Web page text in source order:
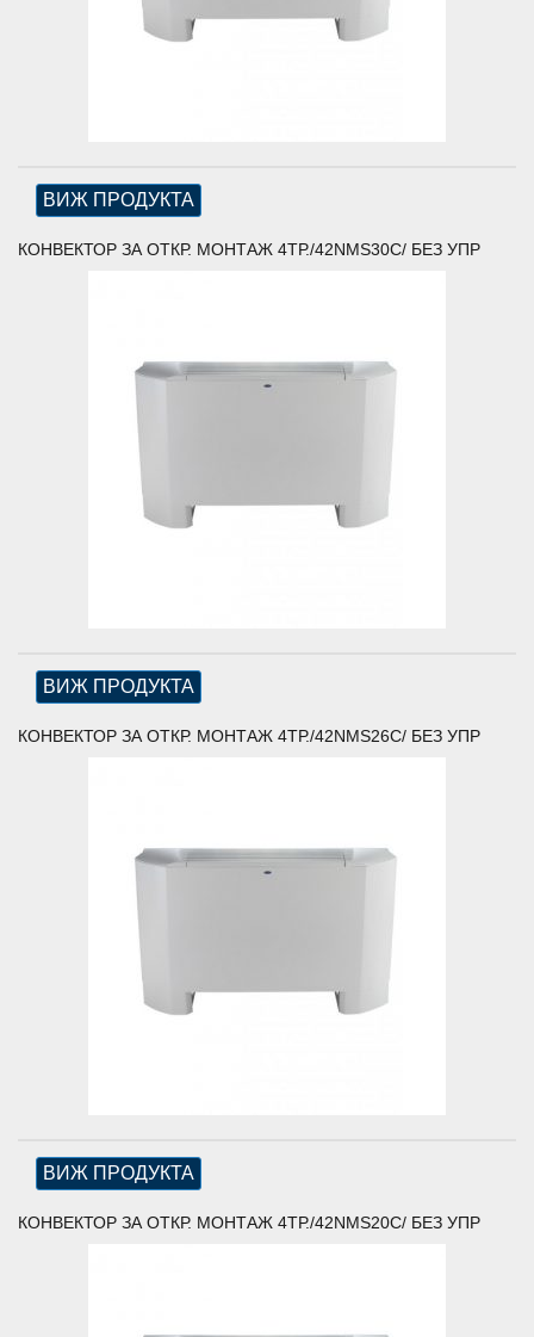
ВИЖ ПРОДУКТА
КОНВЕКТОР ЗА ОТКР. МОНТАЖ 4ТР./42NMS30C/ БЕЗ УПР
ВИЖ ПРОДУКТА
КОНВЕКТОР ЗА ОТКР. МОНТАЖ 4ТР./42NMS26C/ БЕЗ УПР
ВИЖ ПРОДУКТА
КОНВЕКТОР ЗА ОТКР. МОНТАЖ 4ТР./42NMS20C/ БЕЗ УПР